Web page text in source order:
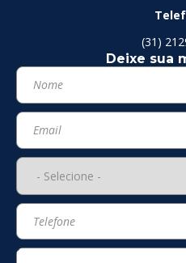
(31)
Deixe sua